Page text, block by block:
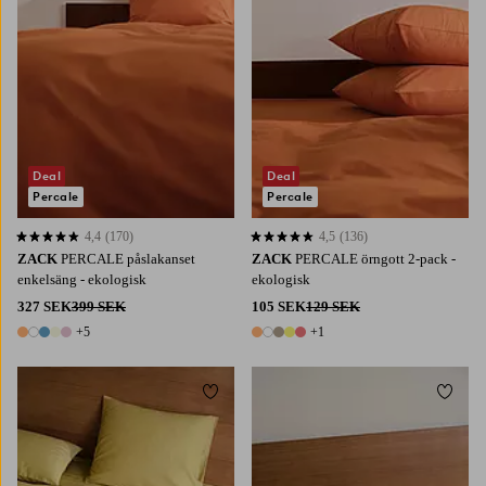
ZACK PERCALE påslakanset
enkelsäng - ekologisk
327 SEK399 SEK
10 färger
+5
4,4 baserat på 170 st betyg
4,4 (170)
Deal
Percale
ZACK PERCALE örngott 2-pack -
ekologisk
105 SEK129 SEK
6 färger
+1
4,5 baserat på 136 st betyg
4,5 (136)
Deal
Percale
Lägg till i favoriter Lägg